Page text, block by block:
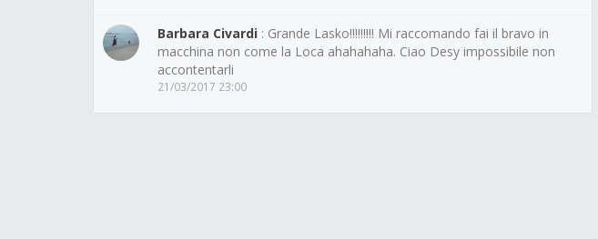
Barbara Civardi : Grande Lasko!!!!!!!!! Mi raccomando fai il bravo in
macchina non come la Loca ahahahaha. Ciao Desy impossibile non
accontentarli
21/03/2017 23:00